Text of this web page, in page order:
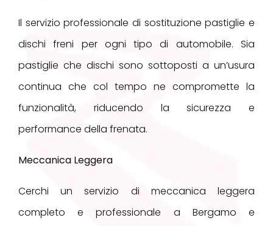
Il servizio professionale di sostituzione pastiglie e
dischi freni per ogni tipo di automobile. Sia
pastiglie che dischi sono sottoposti a un’usura
continua che col tempo ne compromette la
funzionalità, riducendo la sicurezza e
performance della frenata.
Meccanica Leggera
Cerchi un servizio di meccanica leggera
completo e professionale a Bergamo e